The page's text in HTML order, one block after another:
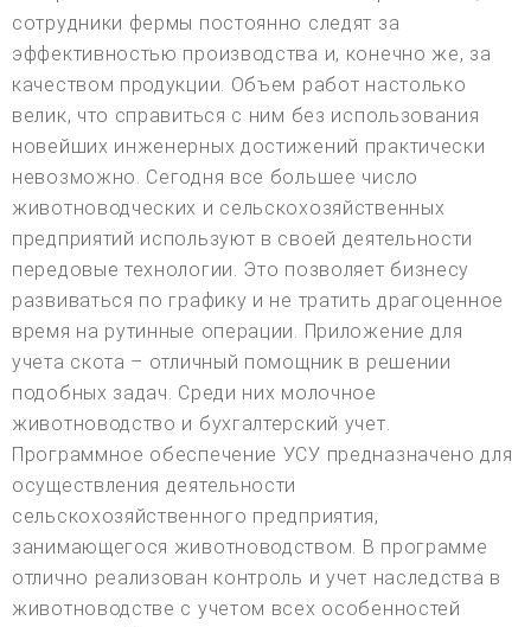
сотрудники фермы постоянно следят за
эффективностью производства и, конечно же, за
качеством продукции. Объем работ настолько
велик, что справиться с ним без использования
новейших инженерных достижений практически
невозможно. Сегодня все большее число
животноводческих и сельскохозяйственных
предприятий используют в своей деятельности
передовые технологии. Это позволяет бизнесу
развиваться по графику и не тратить драгоценное
время на рутинные операции. Приложение для
учета скота – отличный помощник в решении
подобных задач. Среди них молочное
животноводство и бухгалтерский учет.
Программное обеспечение УСУ предназначено для
осуществления деятельности
сельскохозяйственного предприятия,
занимающегося животноводством. В программе
отлично реализован контроль и учет наследства в
животноводстве с учетом всех особенностей